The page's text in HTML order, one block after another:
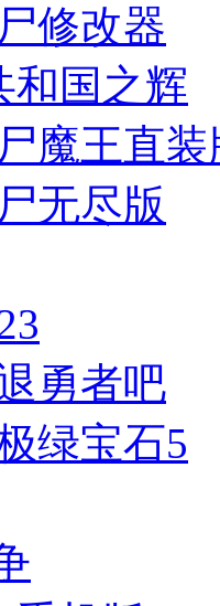
修改器
和国之辉
魔王直装
无尽版
勇者吧
绿宝石5